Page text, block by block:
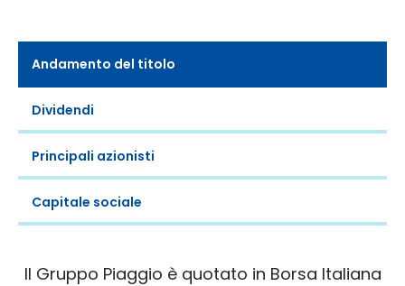
Andamento del titolo
Dividendi
Principali azionisti
Capitale sociale
Il Gruppo Piaggio è quotato in Borsa Italiana